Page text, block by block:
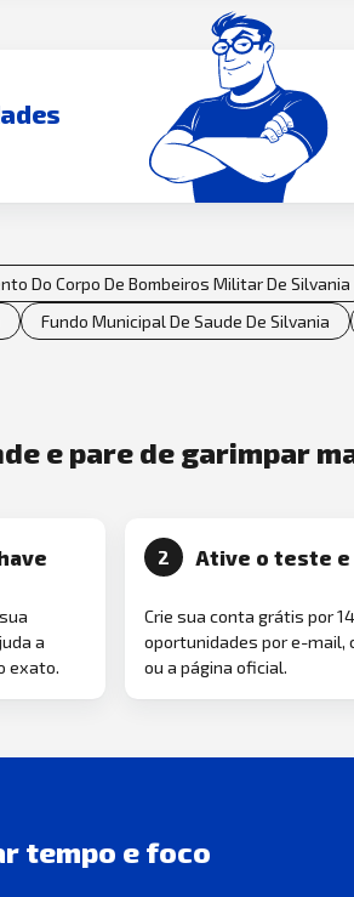
Do Corpo De Bombeiros Militar De Silvania
Fundo Municipal De Saude De Silvania
e pare de garimpar
a
exato.
2 Ative o teste
Crie sua conta grátis por
oportunidades por e-mail,
ou a página oficial.
tempo e foco